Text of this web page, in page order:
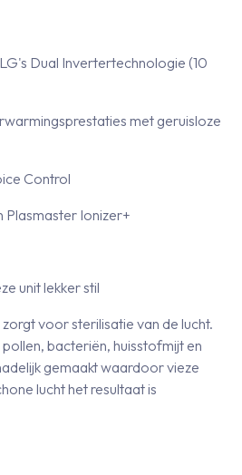
Dual Invertertechnologie (10
met geruisloze
Control
Plasmaster Ionizer+
unit lekker stil
voor sterilisatie van de lucht.
bacteriën, huisstofmijt en
gemaakt waardoor vieze
lucht het resultaat is